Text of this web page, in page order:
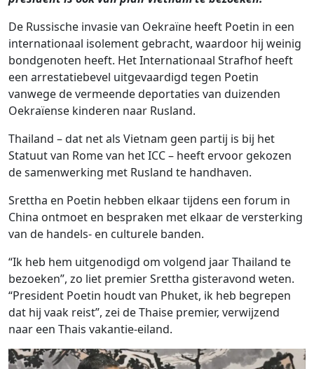
De Russische invasie van Oekraïne heeft Poetin in een
internationaal isolement gebracht, waardoor hij weinig
bondgenoten heeft. Het Internationaal Strafhof heeft
een arrestatiebevel uitgevaardigd tegen Poetin
vanwege de vermeende deportaties van duizenden
Oekraïense kinderen naar Rusland.
Thailand – dat net als Vietnam geen partij is bij het
Statuut van Rome van het ICC – heeft ervoor gekozen
de samenwerking met Rusland te handhaven.
Srettha en Poetin hebben elkaar tijdens een forum in
China ontmoet en bespraken met elkaar de versterking
van de handels- en culturele banden.
“Ik heb hem uitgenodigd om volgend jaar Thailand te
bezoeken”, zo liet premier Srettha gisteravond weten.
“President Poetin houdt van Phuket, ik heb begrepen
dat hij vaak reist”, zei de Thaise premier, verwijzend
naar een Thais vakantie-eiland.